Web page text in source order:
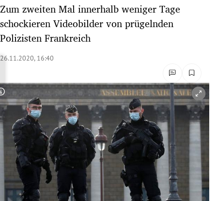
Untermenü
Untermenü
Untermenü
Untermenü
Untermenü
Untermenü
Untermenü
Zum zweiten Mal innerhalb weniger Tage
schockieren Videobilder von prügelnden
Polizisten Frankreich
26.11.2020, 16:40
Copyright-Hinweis öffnen/schließen